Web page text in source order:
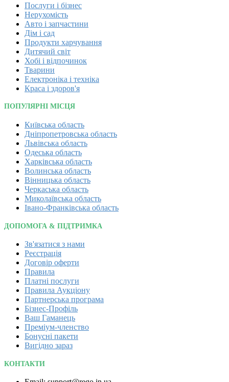
Послуги і бізнес
Нерухомість
Авто і запчастини
Дім і сад
Продукти харчування
Дитячий світ
Хобі і відпочинок
Тварини
Електроніка і техніка
Краса і здоров'я
ПОПУЛЯРНІ МІСЦЯ
Київська область
Дніпропетровська область
Львівська область
Одеська область
Харківська область
Волинська область
Вінницька область
Черкаська область
Миколаївська область
Івано-Франківська область
ДОПОМОГА & ПІДТРИМКА
Зв'язатися з нами
Реєстрація
Договір оферти
Правила
Платні послуги
Правила Аукціону
Партнерська програма
Бізнес-Профіль
Ваш Гаманець
Преміум-членство
Бонусні пакети
Вигідно зараз
КОНТАКТИ